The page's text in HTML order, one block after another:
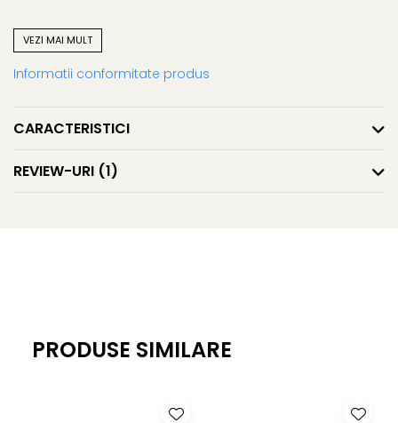
Ceara se topeste folosind o lingurita si o lumanare.
VEZI MAI MULT
Informatii conformitate produs
CARACTERISTICI
REVIEW-URI (1)
PRODUSE SIMILARE